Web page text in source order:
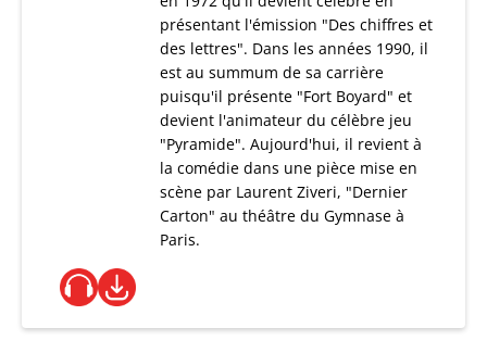
présentant l'émission "Des chiffres et
des lettres". Dans les années 1990, il
est au summum de sa carrière
puisqu'il présente "Fort Boyard" et
devient l'animateur du célèbre jeu
"Pyramide". Aujourd'hui, il revient à
la comédie dans une pièce mise en
scène par Laurent Ziveri, "Dernier
Carton" au théâtre du Gymnase à
Paris.